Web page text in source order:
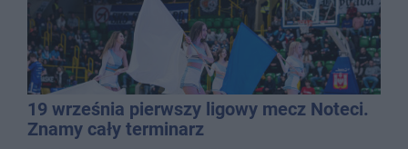
19 września pierwszy ligowy mecz Noteci.
Znamy cały terminarz